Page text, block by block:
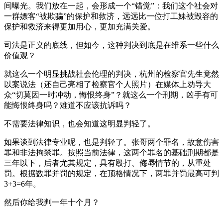
间曝光。我们放在一起，会形成一个“错觉”：我们这个社会对
一群嫖客“被欺骗”的保护和救济，远远比一位打工妹被毁容的
保护和救济来得更加用心，更加充满关爱。
司法是正义的底线，但如今，这种判决到底是在维系一些什么
价值观？
就这么一个明显挑战社会伦理的判决，杭州的检察官先生竟然
以案说法（还自己亮相了检察官个人照片）在媒体上劝导大
众“切莫因一时冲动，悔恨终身”？就这么一个刑期，凶手有可
能悔恨终身吗？难道不应该抗诉吗？
不需要法律知识，也会知道这明显判轻了。
如果谈到法律专业呢，也是判轻了。张哥两个罪名，故意伤害
罪和非法拘禁罪。按照当前法律，这两个罪名的基础刑期都是
三年以下，后者尤其规定，具有殴打、侮辱情节的，从重处
罚。根据数罪并罚的规定，在顶格情况下，两罪并罚最高可判
3+3=6年。
然后你给我判一年十个月？